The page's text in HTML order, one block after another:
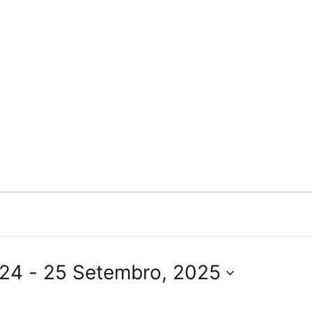
- 25 Setembro, 2025